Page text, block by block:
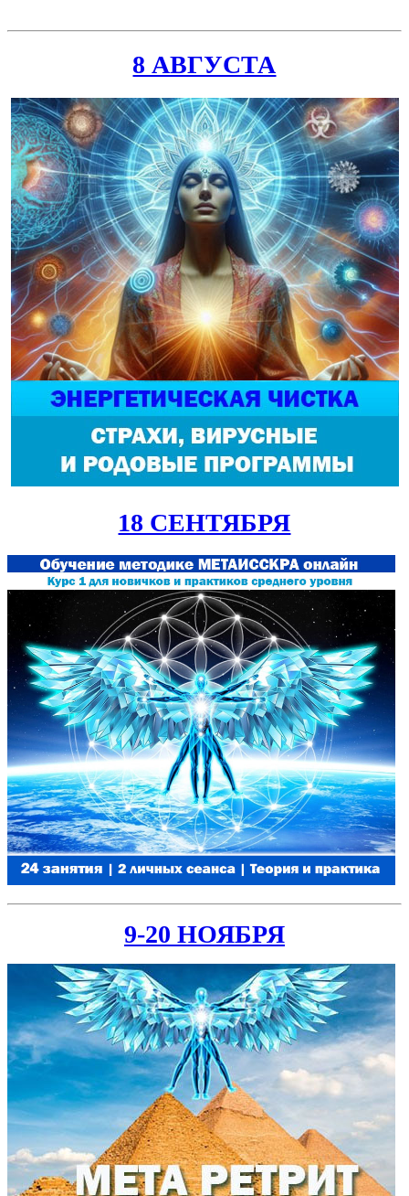
8 АВГУСТА
18 СЕНТЯБРЯ
9-20 НОЯБРЯ